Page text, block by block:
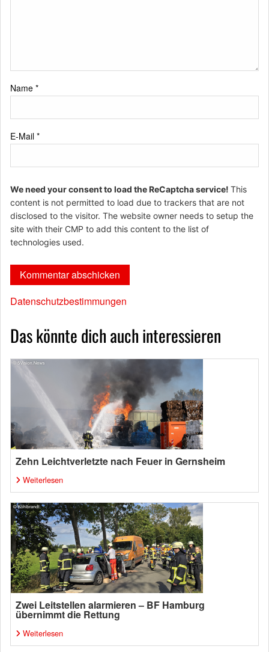
Name *
E-Mail *
We need your consent to load the ReCaptcha service! This
content is not permitted to load due to trackers that are not
disclosed to the visitor. The website owner needs to setup the
site with their CMP to add this content to the list of
technologies used.
Datenschutzbestimmungen
Das könnte dich auch interessieren
Zehn Leichtverletzte nach Feuer in Gernsheim
Weiterlesen
Zwei Leitstellen alarmieren – BF Hamburg
übernimmt die Rettung
Weiterlesen